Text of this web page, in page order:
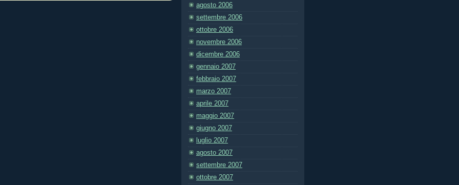
agosto 2006
settembre 2006
ottobre 2006
novembre 2006
dicembre 2006
gennaio 2007
febbraio 2007
marzo 2007
aprile 2007
maggio 2007
giugno 2007
luglio 2007
agosto 2007
settembre 2007
ottobre 2007